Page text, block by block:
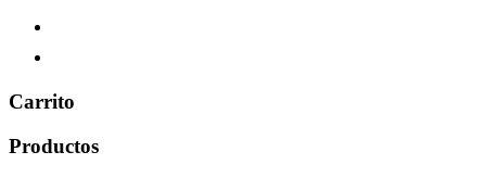
Carrito
Productos